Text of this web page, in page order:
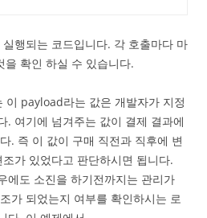
행되는 코드입니다. 각 호출마다 마
확인 하실 수 있습니다.
이 payload라는 값은 개발자가 지정
. 여기에 넘겨주는 값이 결제 결과에
. 즉 이 값이 구매 직전과 직후에 변
가 있었다고 판단하시면 됩니다.
에도 소진을 하기전까지는 관리가
가 되었는지 여부를 확인하시는 로